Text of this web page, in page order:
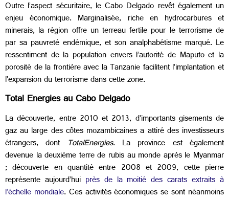
Outre l’aspect sécuritaire, le Cabo Delgado revêt également un
enjeu économique. Marginalisée, riche en hydrocarbures et
minerais, la région offre un terreau fertile pour le terrorisme de
par sa pauvreté endémique, et son analphabétisme marqué. Le
ressentiment de la population envers l’autorité de Maputo et la
porosité de la frontière avec la Tanzanie facilitent l’implantation et
l’expansion du terrorisme dans cette zone.
Total Energies au Cabo Delgado
La découverte, entre 2010 et 2013, d’importants gisements de
gaz au large des côtes mozambicaines a attiré des investisseurs
étrangers, dont TotalEnergies. La province est également
devenue la deuxième terre de rubis au monde après le Myanmar
; découverte en quantité entre 2008 et 2009, cette pierre
représente aujourd’hui près de la moitié des carats extraits à
l’échelle mondiale. Ces activités économiques se sont néanmoins